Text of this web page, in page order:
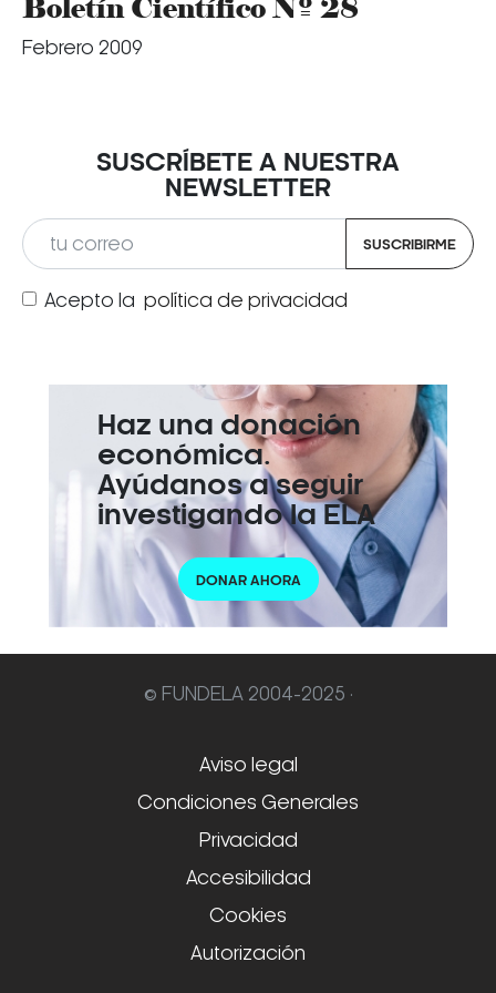
Boletín Científico Nº 28
Febrero 2009
SUSCRÍBETE A NUESTRA
NEWSLETTER
SUSCRIBIRME
Acepto la política de privacidad
Haz una donación
económica.
Ayúdanos a seguir
investigando la ELA
DONAR AHORA
© FUNDELA 2004-2025 ·
Aviso legal
Condiciones Generales
Privacidad
Accesibilidad
Cookies
Autorización